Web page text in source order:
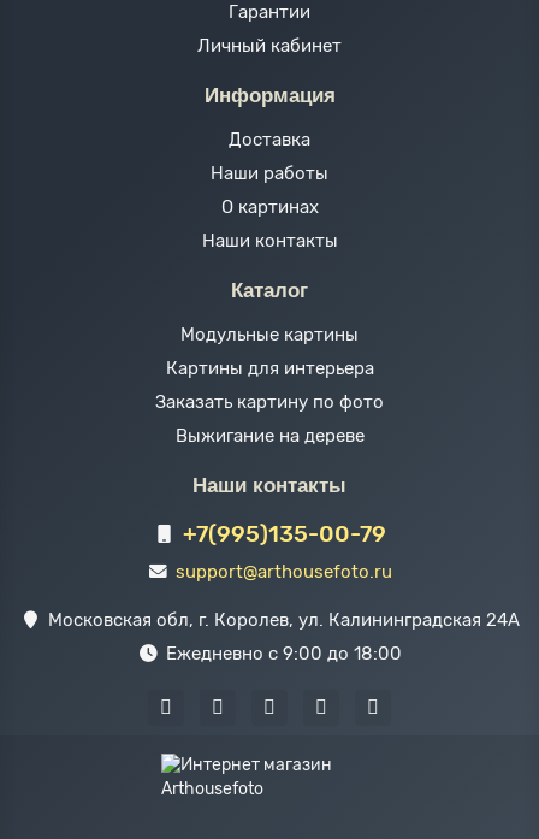
Гарантии
Личный кабинет
Информация
Доставка
Наши работы
О картинах
Наши контакты
Каталог
Модульные картины
Картины для интерьера
Заказать картину по фото
Выжигание на дереве
Наши контакты
+7(995)135-00-79
support@arthousefoto.ru
Московская обл, г. Королев, ул. Калининградская 24А
Ежедневно с 9:00 до 18:00